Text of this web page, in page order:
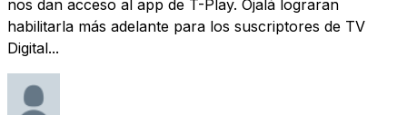
nos dan acceso al app de T-Play. Ojalá lograran
habilitarla más adelante para los suscriptores de TV
Digital...